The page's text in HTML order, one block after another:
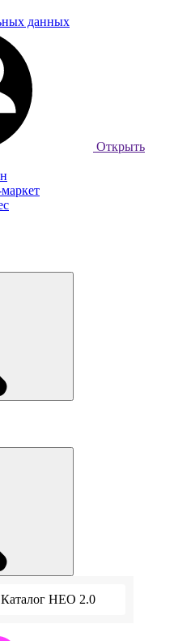
данных
Открыть
Каталог НЕО 2.0